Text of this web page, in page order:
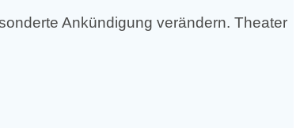
Ankündigung verändern. Theater